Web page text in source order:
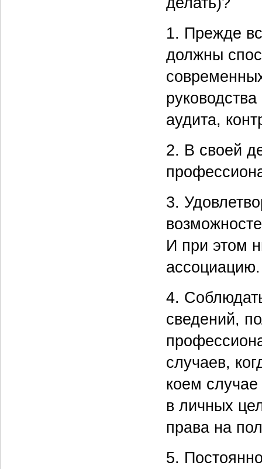
1. Прежде
должны
аудита,
2. В своей
3.
И при этом
ассоциацию.
4.
сведений,
случаев,
коем
в личных
права на
5.